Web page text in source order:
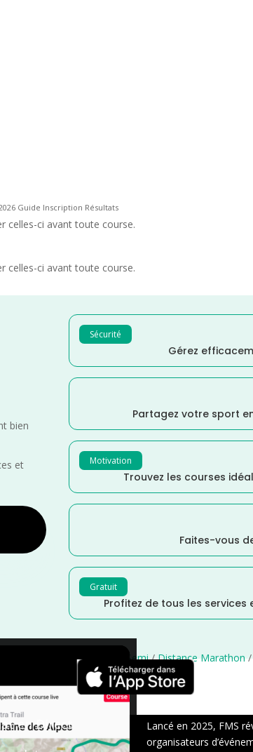
Guide Inscription Résultats
celles-ci avant toute course.
celles-ci avant toute course.
bien
et
Sécurité
Gérez
Partagez votre sport
Motivation
Trouvez les courses
Faites-vous
Gratuit
Profitez de tous les
×
/ Distance Semi/Distance Marathon
en Direct
Lancé en 2025, FMS
organisateurs